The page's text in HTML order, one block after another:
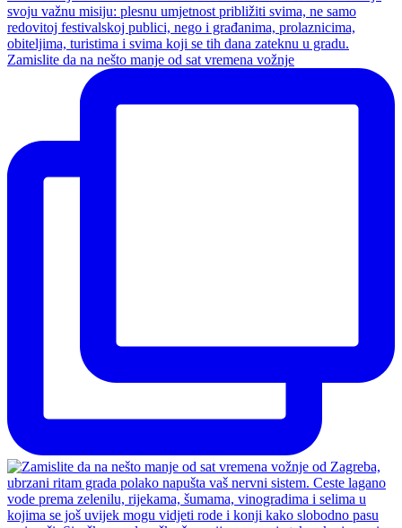
Zamislite da na nešto manje od sat vremena vožnje